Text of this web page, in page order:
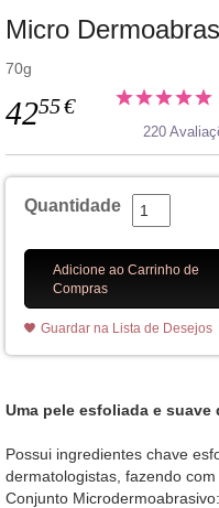
Micro
70g
4255€
220
Quantidade
Adicione ao Carrinho de
Compras
Guardar na Lista de Desejos
Uma pele esfoliada e suave
Possui ingredientes chave
dermatologistas, fazendo
Conjunto Microdermoabrasivo: